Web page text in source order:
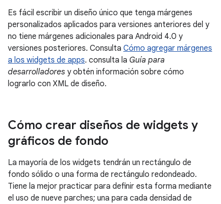
Es fácil escribir un diseño único que tenga márgenes
personalizados aplicados para versiones anteriores del y
no tiene márgenes adicionales para Android 4.0 y
versiones posteriores. Consulta Cómo agregar márgenes
a los widgets de apps. consulta la Guía para
desarrolladores y obtén información sobre cómo
lograrlo con XML de diseño.
Cómo crear diseños de widgets y
gráficos de fondo
La mayoría de los widgets tendrán un rectángulo de
fondo sólido o una forma de rectángulo redondeado.
Tiene la mejor practicar para definir esta forma mediante
el uso de nueve parches; una para cada densidad de